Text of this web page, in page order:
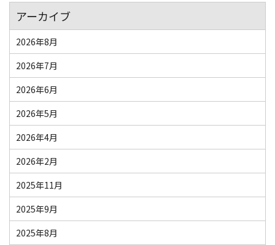
アーカイブ
2026年8月
2026年7月
2026年6月
2026年5月
2026年4月
2026年2月
2025年11月
2025年9月
2025年8月